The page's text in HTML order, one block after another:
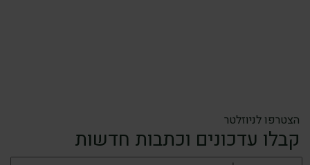
הצטרפו לניוזלטר
קבלו עדכונים וכתבות חדשות